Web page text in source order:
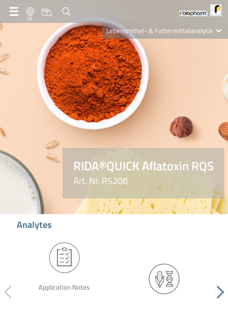
DE
Lebensmittel- & Futtermittelanalytik
Clinical Diagnostics
R-Biopharm AG
Nutrition Care
RIDA®QUICK Aflatoxin RQS
Art. Nr. R5208
Analytes
Application Notes